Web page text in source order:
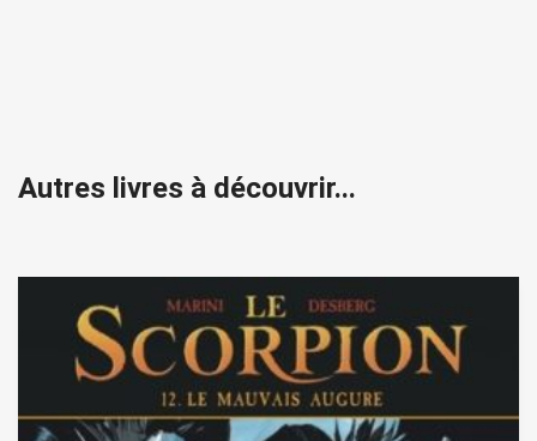
Autres livres à découvrir...